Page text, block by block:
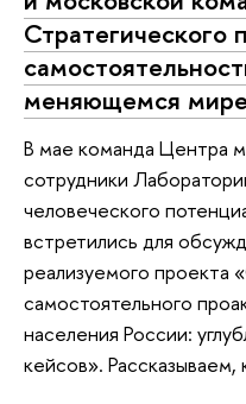
Стратегического
меняющемся
В мае команда Центра
сотрудники
человеческого
встретились для
реализуемого проекта
самостоятельного
населения России:
кейсов».